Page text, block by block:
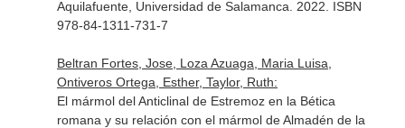
Aquilafuente, Universidad de Salamanca. 2022. ISBN
978-84-1311-731-7
Beltran Fortes, Jose, Loza Azuaga, Maria Luisa,
Ontiveros Ortega, Esther, Taylor, Ruth:
El mármol del Anticlinal de Estremoz en la Bética
romana y su relación con el mármol de Almadén de la